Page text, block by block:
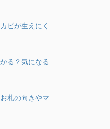
ビが生えにく
る？気になる
札の向きやマ